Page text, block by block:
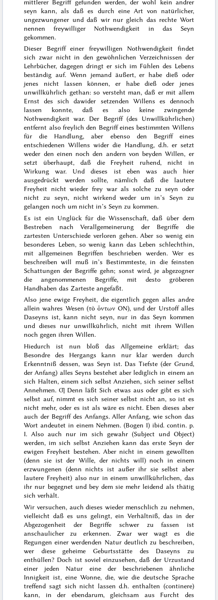
mittlerer Begriff gefunden werden, der wohl kein andrer
seyn kann, als daß es durch eine Art von natürlicher,
ungezwungener und daß wir nur gleich das rechte Wort
nennen freywilliger Nothwendigkeit in das Seyn
gekommen.
Dieser Begriff einer freywilligen Nothwendigkeit findet
sich zwar nicht in den gewöhnlichen Verzeichnissen der
Lehrbücher, dagegen dringt er sich im Fühlen des Lebens
beständig auf. Wenn jemand äußert, er habe dieß oder
jenes nicht lassen können, er habe dieß oder jenes
unwillkührlich gethan: so versteht man, daß er mit allem
Ernst des sich dawider setzenden Willens es dennoch
lassen konnte, daß es also keine zwingende
Nothwendigkeit war. Der Begriff (des Unwillkührlichen)
entfernt also freylich den Begriff eines bestimmten Willens
für die Handlung, aber ebenso den Begriff eines
entschiedenen Willens wider die Handlung, d.h. er setzt
weder den einen noch den andern von beyden Willen, er
setzt überhaupt, daß die Freyheit ruhend, nicht in
Wirkung war. Und dieses ist eben was auch hier
ausgedrückt werden sollte, nämlich daß die lautere
Freyheit nicht wieder frey war als solche zu seyn oder
nicht zu seyn, nicht wirkend weder um in’s Seyn zu
gelangen noch um nicht in’s Seyn zu kommen.
Es ist ein Unglück für die Wissenschaft, daß über dem
Bestreben nach Verallgemeinerung der Begriffe die
zartesten Unterschiede verloren gehen. Aber so wenig ein
besonderes Leben, so wenig kann das Leben schlechthin,
mit allgemeinen Begriffen beschrieben werden. Wer es
beschreiben will muß in’s Bestimmteste, in die feinsten
Schattungen der Begriffe gehn; sonst wird, je abgezogner
die angenommenen Begriffe, mit desto gröberen
Handhaben das Zarteste angefaßt.
Also jene ewige Freyheit, die eigentlich gegen alles andre
allein wahres Wesen (τὸ ὄντων ΟΝ), und der Urstoff alles
Daseyns ist, kann nicht seyn, nur in das Seyn kommen
und dieses nur unwillkührlich, nicht mit ihrem Willen
noch gegen ihren Willen.
Hiedurch ist nun bloß das Allgemeine erklärt; das
Besondre des Hergangs kann nur klar werden durch
Erkenntniß dessen, was Seyn ist. Das Tiefste (der Grund,
der Anfang) alles Seyns bestehet aber lediglich in einem an
sich Halten, einem sich selbst Anziehen, sich seiner selbst
Annehmen. Ƣ Denn läßt Sich etwas aus oder gibt es sich
selbst auf, nimmt es sich seiner selbst nicht an, so ist es
nicht mehr, oder es ist als wäre es nicht. Eben dieses aber
auch der Begriff des Anfangs. Aller Anfang, wie schon das
Wort andeutet in einem Nehmen. (Bogen I) ibid. contin. p.
I. Also auch nur im sich gewahr (Subject und Object)
werden, im sich selbst Anziehen kann das erste Seyn der
ewigen Freyheit bestehen. Aber nicht in einem gewollten
(denn sie ist der Wille, der nichts will) noch in einem
erzwungenen (denn nichts ist außer ihr sie selbst aber
lautere Freyheit) also nur in einem unwillkührlichen, das
ihr nur begegnet und bey dem sie mehr leidend als thätig
sich verhält.
Wir versuchen, auch dieses wieder menschlich zu nehmen,
vielleicht daß es uns gelingt, ein Verhältniß, das in der
Abgezogenheit der Begriffe schwer zu fassen ist
anschaulicher zu erkennen. Zwar wer wagt es die
Regungen einer werdenden Natur deutlich zu beschreiben,
wer diese geheime Geburtsstätte des Daseyns zu
enthüllen? Doch ist soviel einzusehen, daß der Urzustand
einer jeden Natur eine der beschriebenen ähnliche
Innigkeit ist, eine Wonne, die, wie die deutsche Sprache
treffend sagt sich nicht lassen d.h. enthalten (continere)
kann, in der ebendarum, gleichsam aus Furcht des